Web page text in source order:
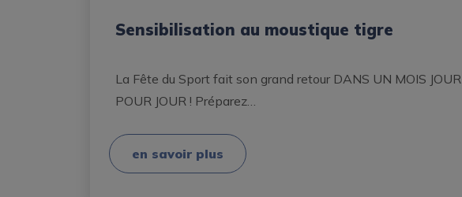
Sensibilisation au moustique tigre
La Fête du Sport fait son grand retour DANS UN MOIS JOUR
POUR JOUR ! Préparez…
en savoir plus